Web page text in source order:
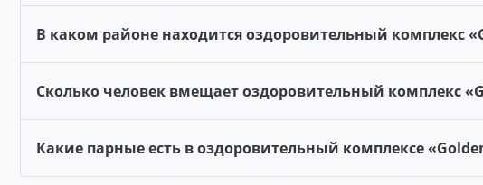
В каком районе находится оздоровительный комплекс
Сколько человек вмещает оздоровительный комплекс
Какие парные есть в оздоровительный комплексе